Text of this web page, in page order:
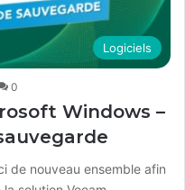
Logiciels
0
Windows –
de nouveau ensemble afin